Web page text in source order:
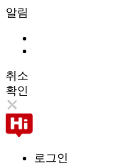
알림
취소
확인
로그인